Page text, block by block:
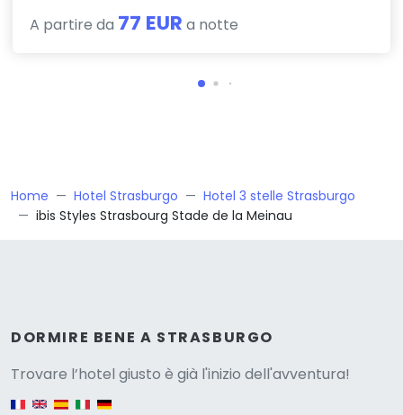
A partire da 77 EUR a notte
Home Hotel Strasburgo
Hotel 3 stelle Strasburgo
ibis Styles Strasbourg Stade de la Meinau
DORMIRE BENE A STRASBURGO
Trovare l’hotel giusto è già l'inizio dell'avventura!
English version